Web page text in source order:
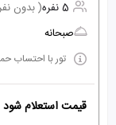
5 نفره
( بدون
صبحانه
تور با احتساب
قیمت استعلام شود